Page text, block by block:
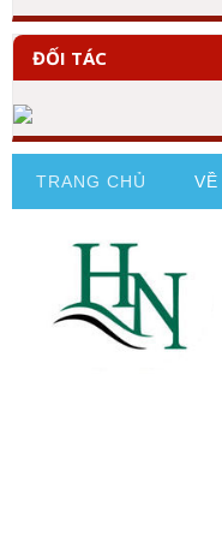
ĐỐI TÁC
TRANG CHỦ